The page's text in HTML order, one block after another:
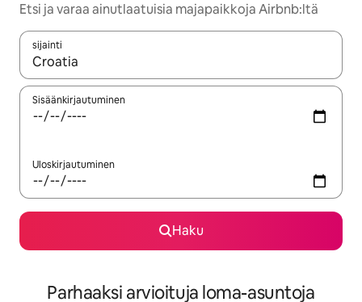
Etsi ja varaa ainutlaatuisia majapaikkoja Airbnb:ltä
sijainti
Kun tulokset ovat saatavilla, navigoi ylös- ja alas-
Sisäänkirjautuminen
Uloskirjautuminen
Haku
Parhaaksi arvioituja loma-asuntoja